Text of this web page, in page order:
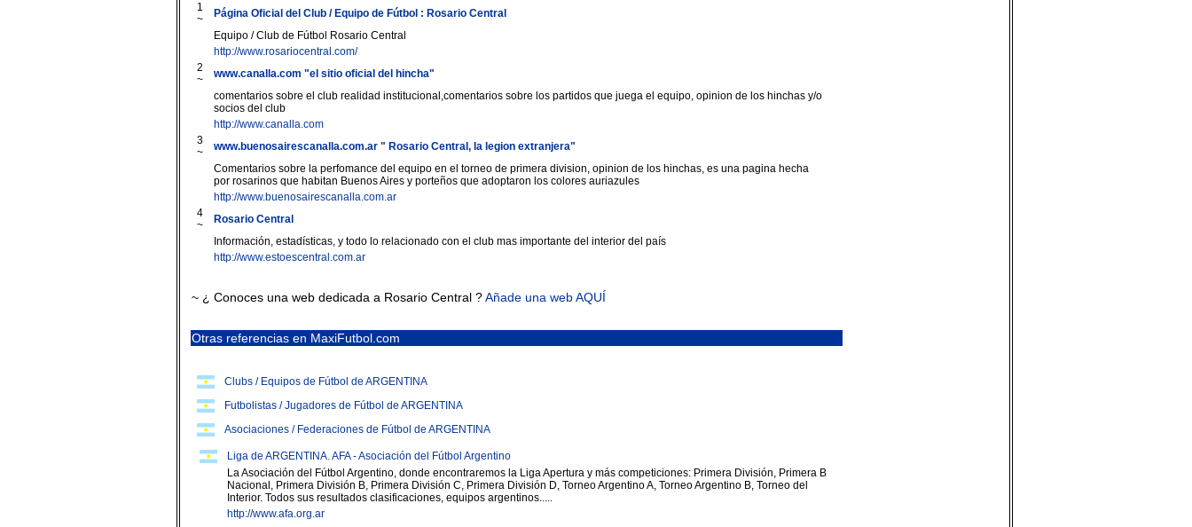
1
~
Página Oficial del Club / Equipo de Fútbol : Rosario Central
Equipo / Club de Fútbol Rosario Central
http://www.rosariocentral.com/
2
~
www.canalla.com "el sitio oficial del hincha"
comentarios sobre el club realidad institucional,comentarios sobre los partidos que juega el equipo, opinion de los hinchas y/o
socios del club
http://www.canalla.com
3
~
www.buenosairescanalla.com.ar " Rosario Central, la legion extranjera"
Comentarios sobre la perfomance del equipo en el torneo de primera division, opinion de los hinchas, es una pagina hecha
por rosarinos que habitan Buenos Aires y porteños que adoptaron los colores auriazules
http://www.buenosairescanalla.com.ar
4
~
Rosario Central
Información, estadísticas, y todo lo relacionado con el club mas importante del interior del país
http://www.estoescentral.com.ar
~ ¿ Conoces una web dedicada a Rosario Central ?Añade una web AQUÍ
Otras referencias en MaxiFutbol.com
Clubs / Equipos de Fútbol de ARGENTINA
Futbolistas / Jugadores de Fútbol de ARGENTINA
Asociaciones / Federaciones de Fútbol de ARGENTINA
Liga de ARGENTINA. AFA - Asociación del Fútbol Argentino
La Asociación del Fútbol Argentino, donde encontraremos la Liga Apertura y más competiciones: Primera División, Primera B
Nacional, Primera División B, Primera División C, Primera División D, Torneo Argentino A, Torneo Argentino B, Torneo del
Interior. Todos sus resultados clasificaciones, equipos argentinos.....
http://www.afa.org.ar